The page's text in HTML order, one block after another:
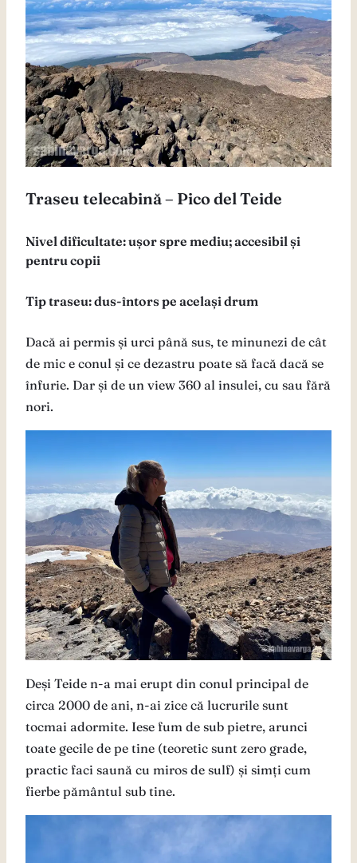
Traseu telecabină – Pico del Teide
Nivel dificultate: ușor spre mediu; accesibil și
pentru copii
Tip traseu: dus-întors pe același drum
Dacă ai permis și urci până sus, te minunezi de cât
de mic e conul și ce dezastru poate să facă dacă se
înfurie. Dar și de un view 360 al insulei, cu sau fără
nori.
Deși Teide n-a mai erupt din conul principal de
circa 2000 de ani, n-ai zice că lucrurile sunt
tocmai adormite. Iese fum de sub pietre, arunci
toate gecile de pe tine (teoretic sunt zero grade,
practic faci saună cu miros de sulf) și simți cum
fierbe pământul sub tine.